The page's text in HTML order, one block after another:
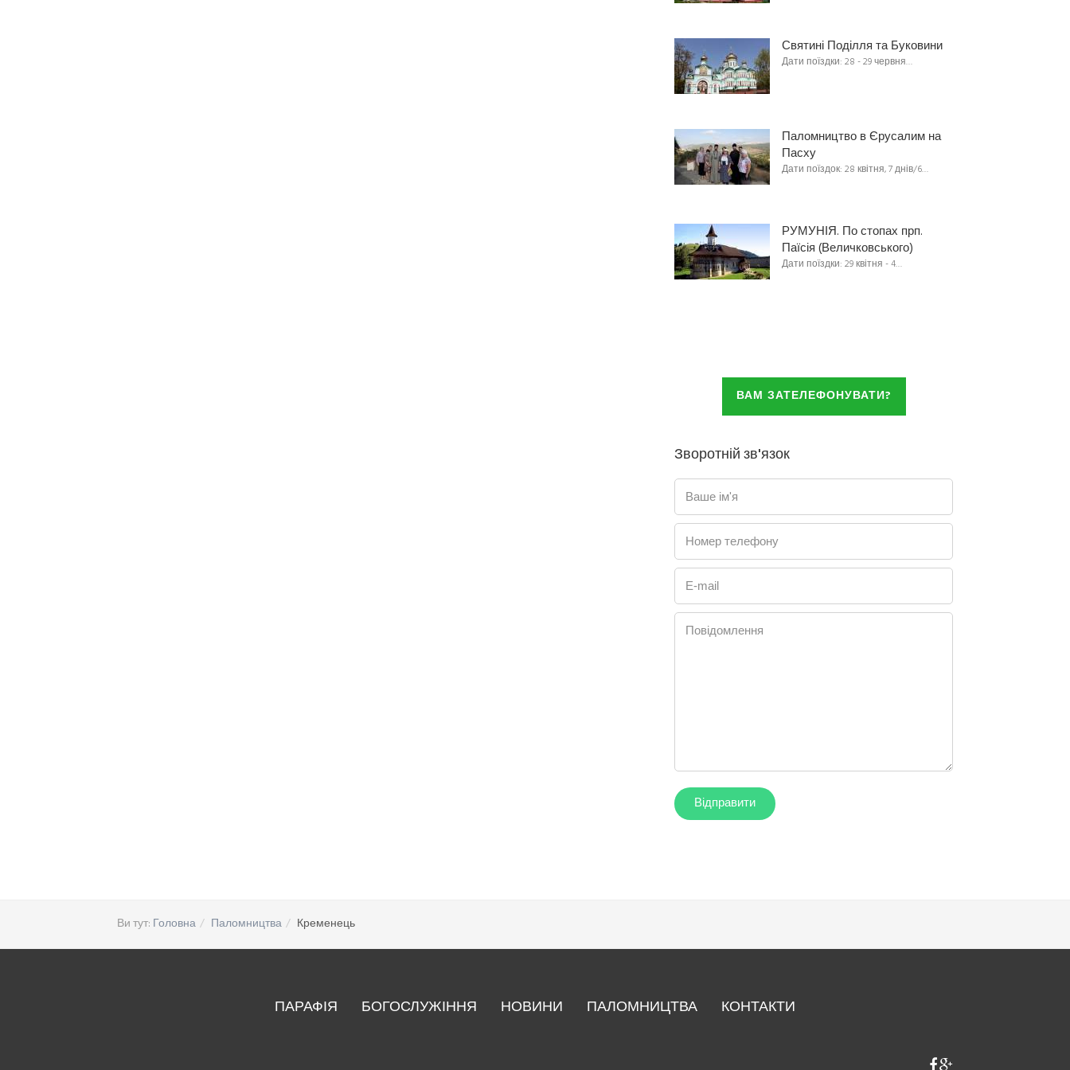
Святині Поділля та Буковини
Дати поїздки: 28 - 29 червня…
Паломництво в Єрусалим на
Пасху
Дати поїздок: 28 квітня, 7 днів/6…
РУМУНІЯ. По стопах прп.
Паїсія (Величковського)
Дати поїздки: 29 квітня - 4…
ВАМ ЗАТЕЛЕФОНУВАТИ?
Зворотній зв'язок
Ваше ім'я
Номер телефону
E-mail
Повідомлення
Ви тут: Головна Паломництва Кременець
ПАРАФІЯ БОГОСЛУЖІННЯ НОВИНИ ПАЛОМНИЦТВА КОНТАКТИ